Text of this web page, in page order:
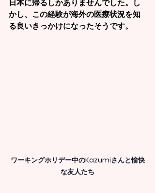
日本に帰るしかありませんでした。し
かし、この経験が海外の医療状況を知
る良いきっかけになったそうです。
ワーキングホリデー中のKazumiさんと愉快
な友人たち